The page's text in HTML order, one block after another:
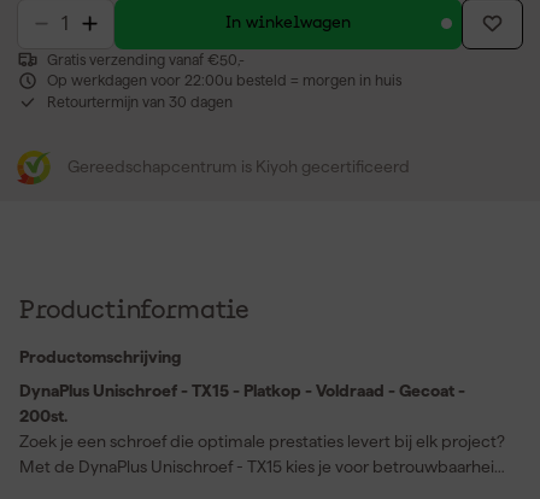
In winkelwagen
Gratis verzending vanaf €50,-
Op werkdagen voor 22:00u besteld = morgen in huis
Retourtermijn van 30 dagen
Gereedschapcentrum is Kiyoh gecertificeerd
Productinformatie
Productomschrijving
DynaPlus Unischroef - TX15 - Platkop - Voldraad - Gecoat -
200st.
Zoek je een schroef die optimale prestaties levert bij elk project?
Met de DynaPlus Unischroef - TX15 kies je voor betrouwbaarheid